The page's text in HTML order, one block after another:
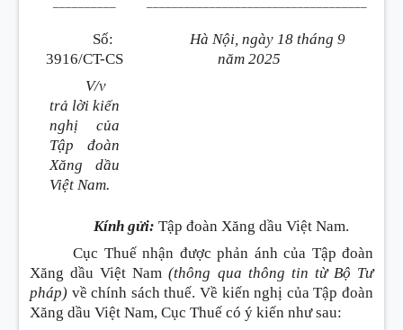
Số:
3916/CT-CS
V/v
trả lời kiến
nghị của
Tập đoàn
Xăng dầu
Việt Nam.
Hà Nội, ngày 18 tháng 9
năm 2025
Kính gửi: Tập đoàn Xăng dầu Việt Nam.
Cục Thuế nhận được phản ánh của Tập đoàn
Xăng dầu Việt Nam(thông qua thông tin từ Bộ Tư
pháp) về chính sách thuế. Về kiến nghị của Tập đoàn
Xăng dầu Việt Nam, Cục Thuế có ý kiến như sau: